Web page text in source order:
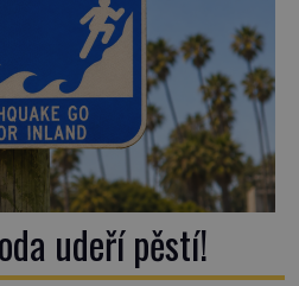
udeří pěstí!